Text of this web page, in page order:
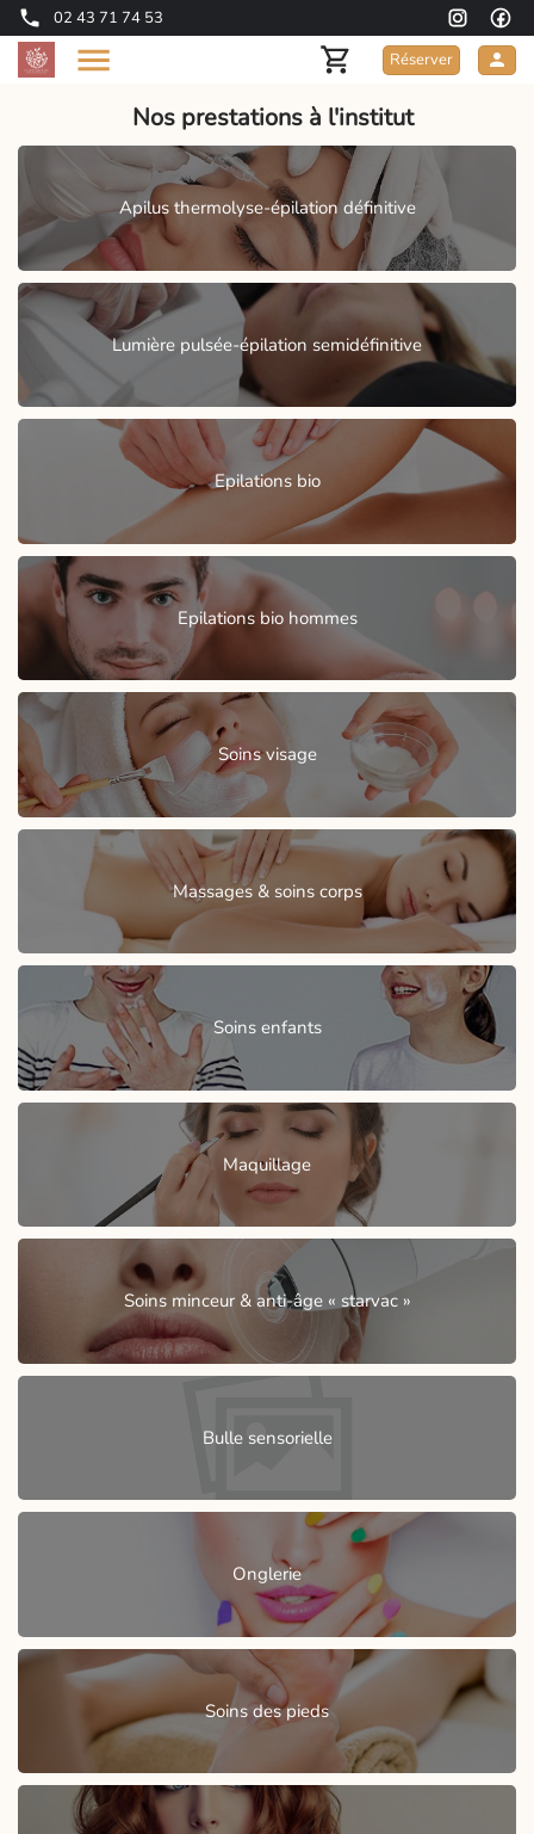
02 43 71 74 53
Réserver
Nos prestations à l'institut
Apilus thermolyse-épilation définitive
Lumière pulsée-épilation semidéfinitive
Epilations bio
Epilations bio hommes
Soins visage
Massages & soins corps
Soins enfants
Maquillage
Soins minceur & anti-âge « starvac »
Bulle sensorielle
Onglerie
Soins des pieds